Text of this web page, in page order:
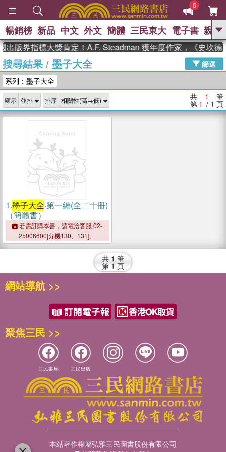
5
GO
The Odyssey 、
父親節 、 如果歷史是一群喵 、 暑期
念華 、 台灣的李登輝時代 、 數學女
孩：黎曼猜想
偉大的迷走神經
暢銷榜 新品 中文 外文 簡體 三民東大 電子書 親子
出版界指標大獎肯定！A.F. Steadman 獲年度作家，《史坎德
搜尋結果/ 墨子大全
篩選
系列：墨子大全
顯示 排序 共 1 筆
第 1 / 1 頁
1.墨子大全‧第一編(全二十冊)
（簡體書）
若需訂購本書，請電洽客服 02-
25006600[分機130、131]。
共 1 筆
第 1 頁
網站導航 >>
聚焦三民 >>
三民書局 三民出版
本站著作權屬弘雅三民圖書股份有限公司